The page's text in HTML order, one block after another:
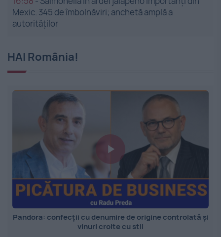
Mexic. 345 de îmbolnăviri; anchetă amplă a
autorităților
HAI România!
Pandora: confecții cu denumire de origine controlată și
vinuri croite cu stil